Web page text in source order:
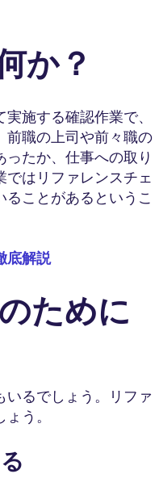
か？
施する確認作業で、
前職の上司や前々職の
ったか、仕事への取り
はリファレンスチェ
ことがあるというこ
底解説
ために
いるでしょう。リファ
う。